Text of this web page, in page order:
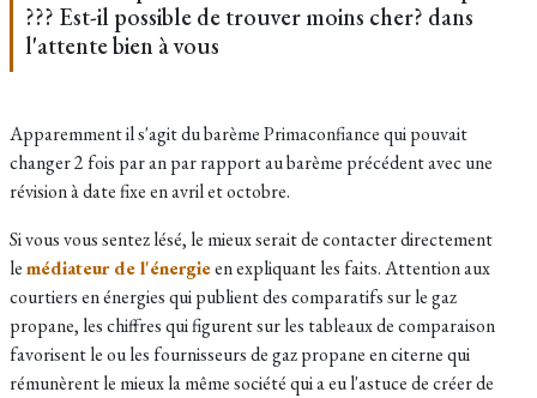
??? Est-il possible de trouver moins cher? dans
l'attente bien à vous
Apparemment il s'agit du barème Primaconfiance qui pouvait
changer 2 fois par an par rapport au barème précédent avec une
révision à date fixe en avril et octobre.
Si vous vous sentez lésé, le mieux serait de contacter directement
lemédiateur de l'énergieen expliquant les faits. Attention aux
courtiers en énergies qui publient des comparatifs sur le gaz
propane, les chiffres qui figurent sur les tableaux de comparaison
favorisent le ou les fournisseurs de gaz propane en citerne qui
rémunèrent le mieux la même société qui a eu l'astuce de créer de